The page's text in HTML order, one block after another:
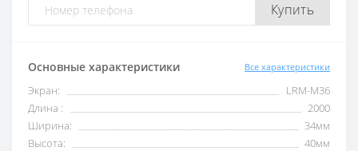
Купить
Основные характеристики Все характеристики
Экран:
LRM-M36
Длина :
2000
Ширина:
34мм
Высота:
40мм